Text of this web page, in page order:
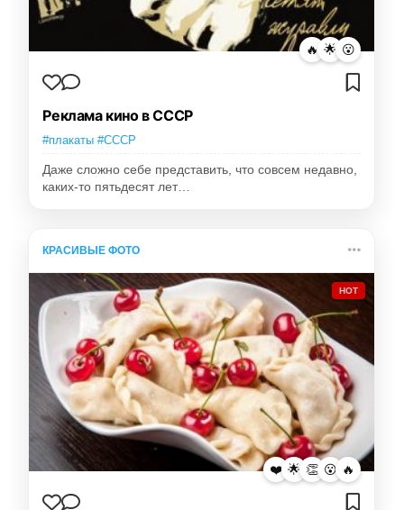
🔥 🌟 😮
Реклама кино в СССР
#плакаты #СССР
Даже сложно себе представить, что совсем недавно,
каких-то пятьдесят лет…
КРАСИВЫЕ ФОТО
HOT
❤️ 🌟 👏 😮 🔥